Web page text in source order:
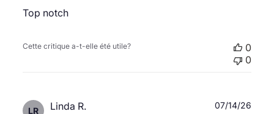
Top notch
Cette critique a-t-elle été utile?
0
0
LR Linda R. 07/14/26